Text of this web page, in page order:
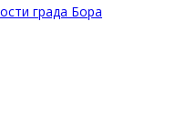
града Бора